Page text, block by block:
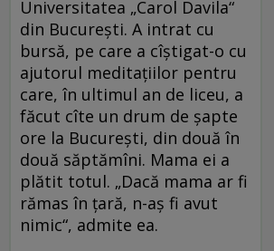
Universitatea „Carol Davila“
din Bucureşti. A intrat cu
bursă, pe care a cîştigat-o cu
ajutorul meditaţiilor pentru
care, în ultimul an de liceu, a
făcut cîte un drum de şapte
ore la Bucureşti, din două în
două săptămîni. Mama ei a
plătit totul. „Dacă mama ar fi
rămas în ţară, n-aş fi avut
nimic“, admite ea.